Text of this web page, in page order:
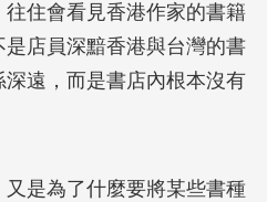
住會看見香港作家的書籍
店員深黯香港與台灣的書
遠，而是書店內根本沒有
是為了什麼要將某些書種